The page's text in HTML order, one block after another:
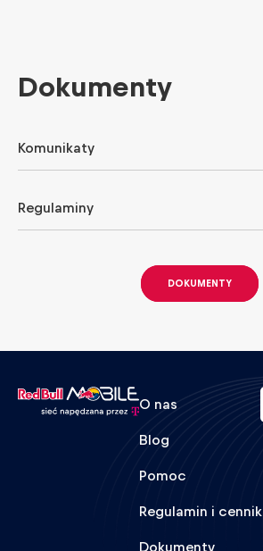
Dokumenty
Komunikaty
Regulaminy
DOKUMENTY
O nas
Blog
Pomoc
Regulamin i cennik
Dokumenty